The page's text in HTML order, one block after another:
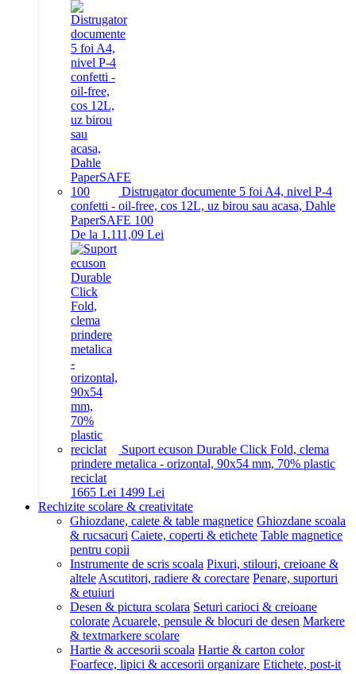
Distrugator documente 5 foi A4, nivel P-4
confetti - oil-free, cos 12L, uz birou sau acasa, Dahle
PaperSAFE 100
De la 1.111,09 Lei
Suport ecuson Durable Click Fold, clema
prindere metalica - orizontal, 90x54 mm, 70% plastic
reciclat
1665 Lei 1499 Lei
Rechizite scolare & creativitate
Ghiozdane, caiete & table magnetice Ghiozdane scoala
& rucsacuri Caiete, coperti & etichete Table magnetice
pentru copii
Instrumente de scris scoala Pixuri, stilouri, creioane &
altele Ascutitori, radiere & corectare Penare, suporturi
& etuiuri
Desen & pictura scolara Seturi carioci & creioane
colorate Acuarele, pensule & blocuri de desen Markere
& textmarkere scolare
Hartie & accesorii scoala Hartie & carton color
Foarfece, lipici & accesorii organizare Etichete, post-it